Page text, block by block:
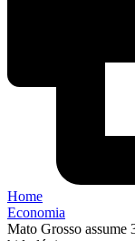
Home
Economia
Mato Grosso assume